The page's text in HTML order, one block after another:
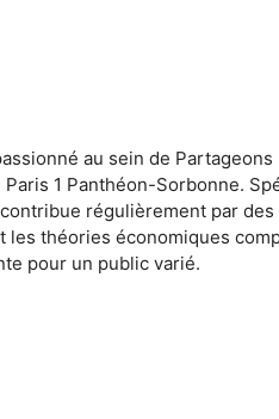
au sein de
1 Panthéon-Sorbonne.
régulièrement par
théories économiques
pour un public varié.